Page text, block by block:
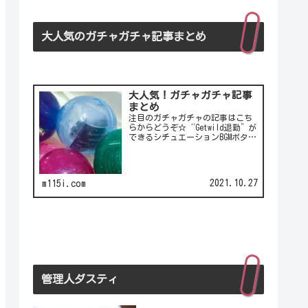
大人気のガチャガチャ記事まとめ
大人気！ガチャガチャ記事
まとめ
注目のガチャガチャの記事はこち
らからどうぞ☆“Getwild退勤”が
できるシチュエーションBGMボタ
m115i.com 2021.10.27
管理人ダスティ